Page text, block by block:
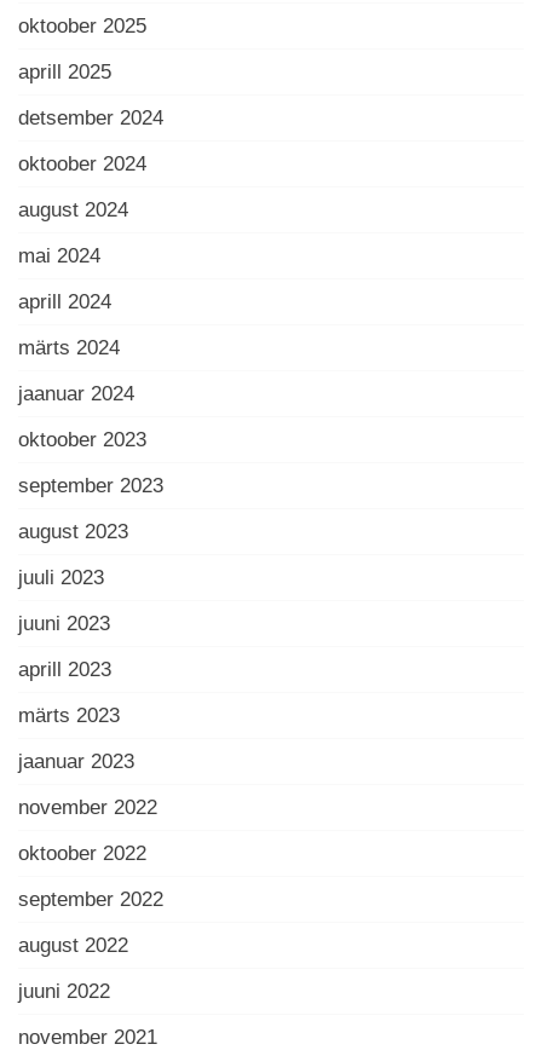
oktoober 2025
aprill 2025
detsember 2024
oktoober 2024
august 2024
mai 2024
aprill 2024
märts 2024
jaanuar 2024
oktoober 2023
september 2023
august 2023
juuli 2023
juuni 2023
aprill 2023
märts 2023
jaanuar 2023
november 2022
oktoober 2022
september 2022
august 2022
juuni 2022
november 2021